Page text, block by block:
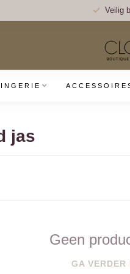
Veilig
jas
Geen
GA VERDER